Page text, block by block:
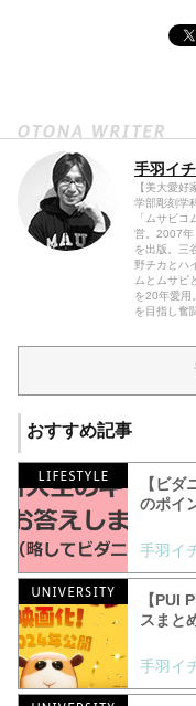
手羽イ
【美大愛
学部彫刻学
「ムサビ
営。2007年
を出版。三
野チカとハ
ムとムサビ
を20年愛用
を目指し奮
おすすめ記事
【ビ
のポイ
手羽イ
【PUI
スまと
手羽イ